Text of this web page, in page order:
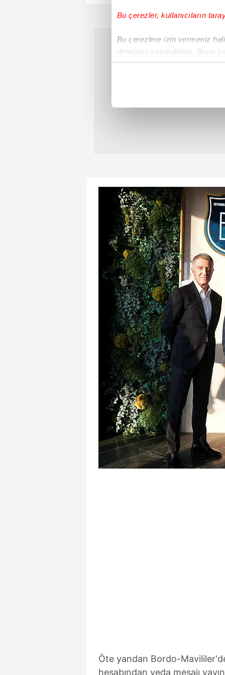
Bu çerezler, kullanıcıların
Bu çerezlere izin vermeniz
deneyimi yaşatabiliriz. Bunu
içerikleri sunabilmek adına
Çerezlere ilişkin tercihlerinizi
butonuna tıklayabilir,
Çerez
6698 sayılı Kişisel Verilerin
mevzuata uygun olarak
Öte yandan Bordo-
hesabından veda mesajı